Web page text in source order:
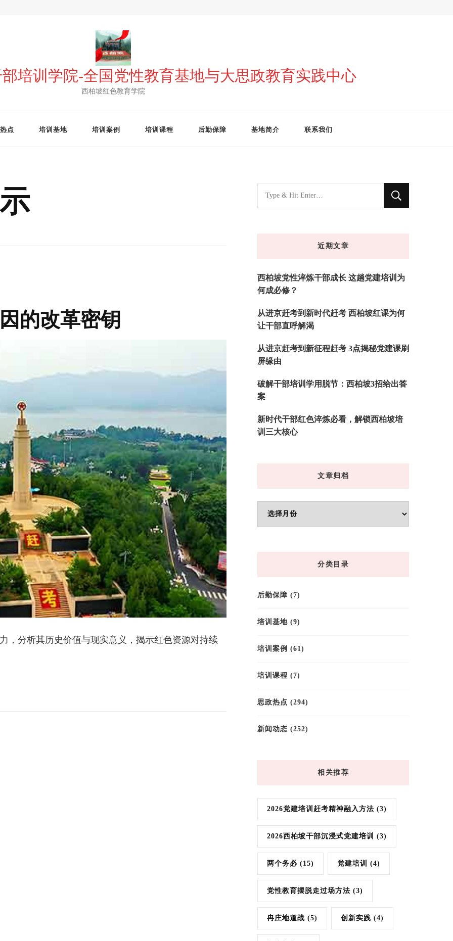
培训学院-全国党性教育基地与大思政教育实践中心
西柏坡红色教育学院
点 培训基地 培训案例 培训课程 后勤保障 基地简介 联系我们
的改革密钥
，分析其历史价值与现实意义，揭示红色资源对持续
找
什
近期文章
西柏坡党性淬炼干部成长 这趟党建培训为
何成必修？
从进京赶考到新时代赶考 西柏坡红课为何
让干部直呼解渴
从进京赶考到新征程赶考 3点揭秘党建课刷
屏缘由
破解干部培训学用脱节：西柏坡3招给出答
案
新时代干部红色淬炼必看，解锁西柏坡培
训三大核心
文章归档
章
分类目录
后勤保障 (7)
培训基地 (9)
培训案例 (61)
培训课程 (7)
思政热点 (294)
新闻动态 (252)
相关推荐
2026党建培训赶考精神融入方法 (3)
2026西柏坡干部沉浸式党建培训 (3)
两个务必 (15) 党建培训 (4)
党性教育摆脱走过场方法 (3)
冉庄地道战 (5) 创新实践 (4)